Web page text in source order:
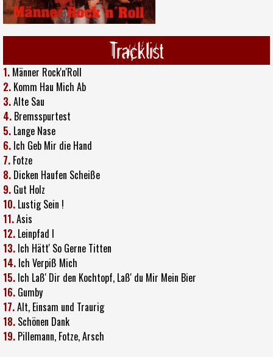
Tracklist
1. Männer Rock'n'Roll
2. Komm Hau Mich Ab
3.Alte Sau
4. Bremsspurtest
5. Lange Nase
6. Ich Geb Mir die Hand
7. Fotze
8. Dicken Haufen Scheiße
9. Gut Holz
10. Lustig Sein !
11.Asis
12. Leinpfad I
13. Ich Hätt' So Gerne Titten
14. Ich Verpiß Mich
15. Ich Laß' Dir den Kochtopf, Laß' du Mir Mein Bier
16. Gumby
17.Alt, Einsam und Traurig
18. Schönen Dank
19. Pillemann, Fotze, Arsch